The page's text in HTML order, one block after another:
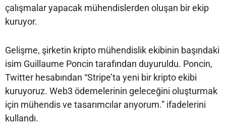
çalışmalar yapacak mühendislerden oluşan bir ekip
kuruyor.
Gelişme, şirketin kripto mühendislik ekibinin başındaki
isim Guillaume Poncin tarafından duyuruldu. Poncin,
Twitter hesabından “Stripe’ta yeni bir kripto ekibi
kuruyoruz. Web3 ödemelerinin geleceğini oluşturmak
için mühendis ve tasarımcılar arıyorum.” ifadelerini
kullandı.